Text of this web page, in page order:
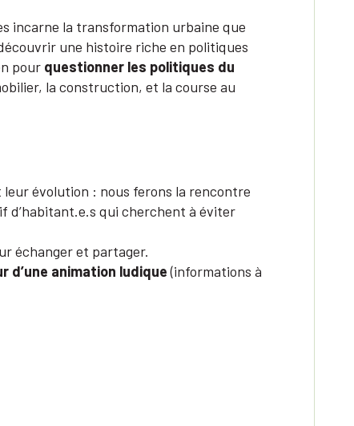
incarne la transformation urbaine que
une histoire riche en politiques
pour questionner les politiques du
la construction, et la course au
évolution : nous ferons la rencontre
d’habitant.e.s qui cherchent à éviter
échanger et partager.
d’une animation ludique(informations à